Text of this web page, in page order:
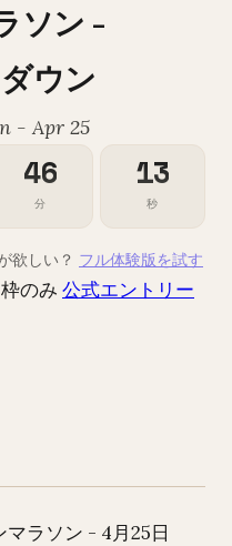
ソン -
ウン
- Apr 25
46
分
11
秒
欲しい？ フル体験版を試す
のみ 公式エントリー
マラソン - 4月25日